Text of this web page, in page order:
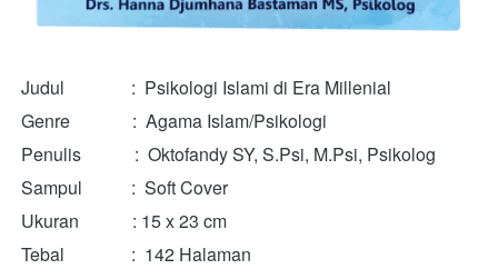
Judul               :  Psikologi Islami di Era Millenial
Genre              : Agama Islam/Psikologi
Penulis            : Oktofandy SY, S.Psi, M.Psi, Psikolog
Sampul           :  Soft Cover
Ukuran            : 15 x 23 cm
Tebal               :  142 Halaman